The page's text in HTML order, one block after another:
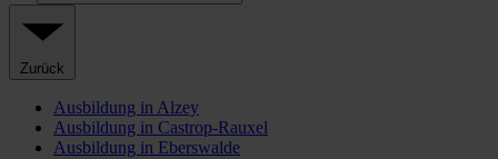
Zurück
Ausbildung in Alzey
Ausbildung in Castrop-Rauxel
Ausbildung in Eberswalde